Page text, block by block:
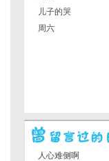
儿子的哭
周六
人心难侧啊